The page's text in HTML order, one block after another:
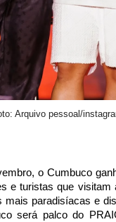
Arquivo pessoal/
o Cumbuco
e turistas que visitam
mais paradisíacas e
será palco do